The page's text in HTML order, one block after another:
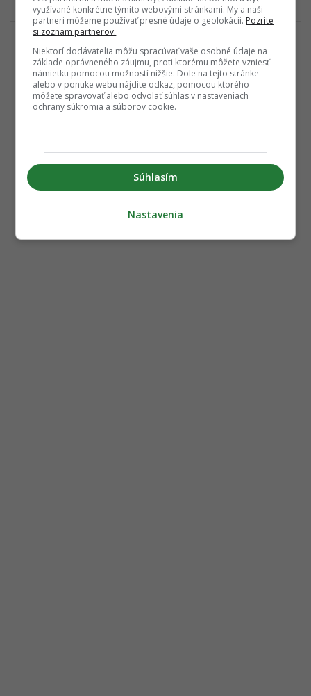
využívané konkrétne týmito webovými stránkami. My a naši
partneri môžeme používať presné údaje o geolokácii. Pozrite
si zoznam partnerov.
Niektorí dodávatelia môžu spracúvať vaše osobné údaje na
základe oprávneného záujmu, proti ktorému môžete vzniesť
námietku pomocou možností nižšie. Dole na tejto stránke
alebo v ponuke webu nájdite odkaz, pomocou ktorého
môžete spravovať alebo odvolať súhlas v nastaveniach
ochrany súkromia a súborov cookie.
Súhlasím
Nastavenia